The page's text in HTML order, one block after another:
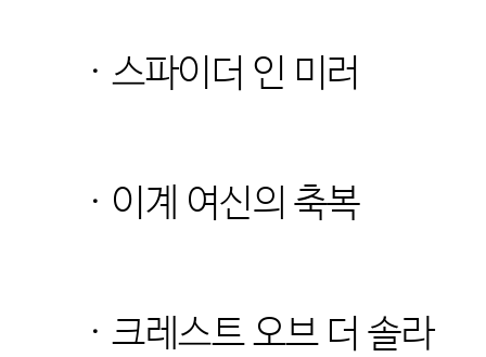
· 스파이더 인 미러
· 이계 여신의 축복
· 크레스트 오브 더 솔라